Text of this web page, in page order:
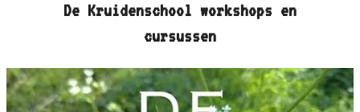
De Kruidenschool workshops en
cursussen